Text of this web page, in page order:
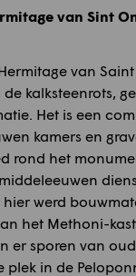
van Sint
van
kalksteenrots,
Het is een
kamers en
rond het
hier werd
het Methoni-
er sporen van
plek in de